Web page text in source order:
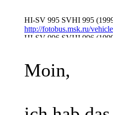
HI-SV 995 SVHI 995
http://fotobus.msk.ru/
HI-SV 996 SVHI 996
Moin,